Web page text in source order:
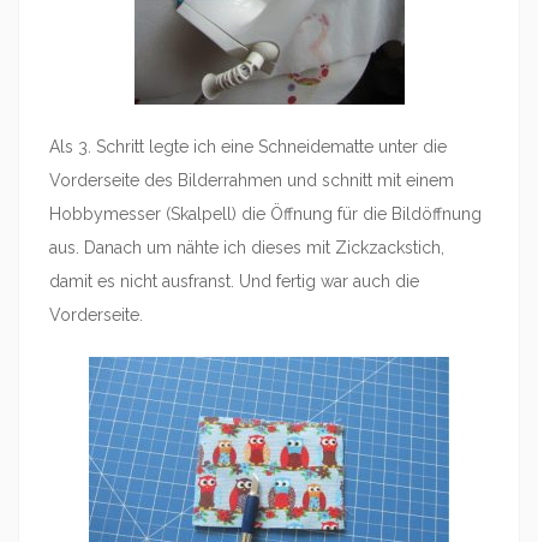
Als 3. Schritt legte ich eine Schneidematte unter die
Vorderseite des Bilderrahmen und schnitt mit einem
Hobbymesser (Skalpell) die Öffnung für die Bildöffnung
aus. Danach um nähte ich dieses mit Zickzackstich,
damit es nicht ausfranst. Und fertig war auch die
Vorderseite.